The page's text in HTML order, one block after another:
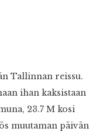
Tallinnan reissu.
ihan kaksistaan
23.7 M kosi
muutaman päivän